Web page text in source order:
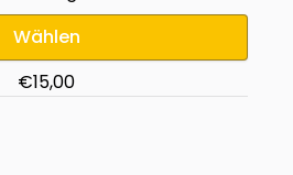
Wählen
€15,00